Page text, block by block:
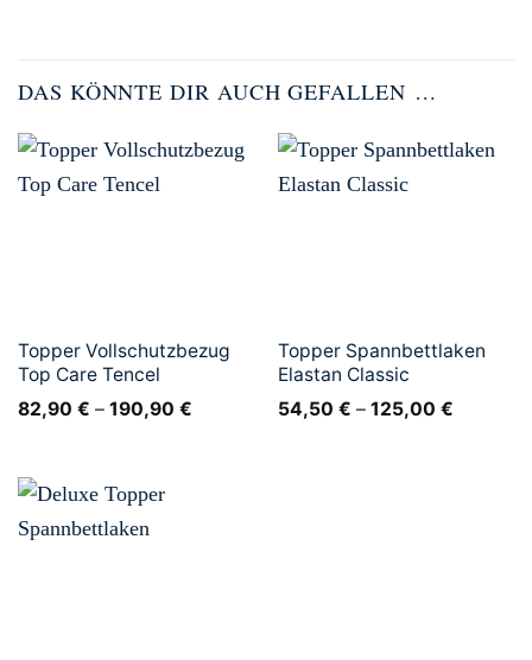
DAS KÖNNTE DIR AUCH GEFALLEN …
Topper Vollschutzbezug
Top Care Tencel
82,90 € – 190,90 €
Topper Spannbettlaken
Elastan Classic
54,50 € – 125,00 €